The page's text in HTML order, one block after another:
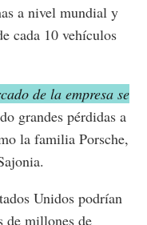
a nivel mundial y
cada 10 vehículos
de la empresa se
grandes pérdidas a
la familia Porsche,
Unidos podrían
de millones de